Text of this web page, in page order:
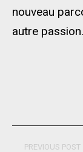
nouveau
autre passion.
PREVIOUS POST